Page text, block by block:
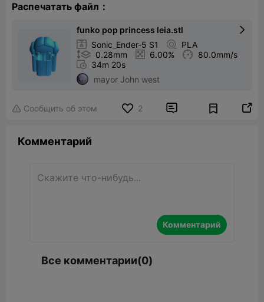
Распечатать файл：
funko pop princess leia.stl 
 Sonic_Ender-5 S1  PLA
 0.28mm  6.00%  80.0mm/s
 34m 20s
mayor John west
 Сообщить об этом 2  
Комментарий
Комментарий
Все комментарии(0)